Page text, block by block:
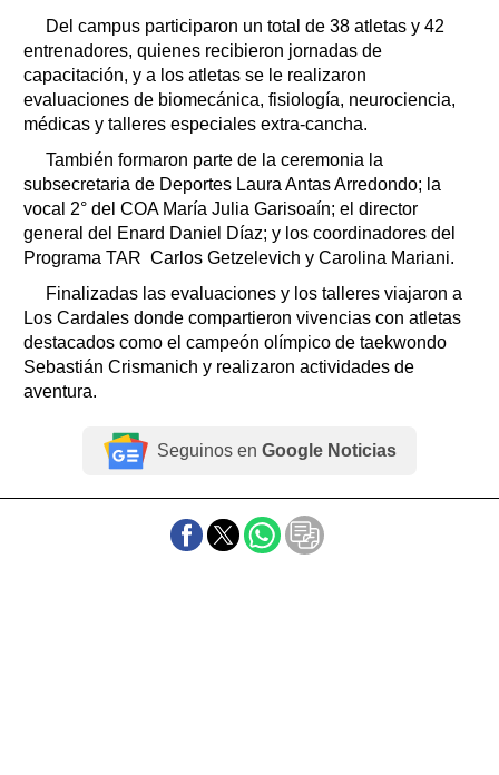
Del campus participaron un total de 38 atletas y 42
entrenadores, quienes recibieron jornadas de
capacitación, y a los atletas se le realizaron
evaluaciones de biomecánica, fisiología, neurociencia,
médicas y talleres especiales extra-cancha.
También formaron parte de la ceremonia la
subsecretaria de Deportes Laura Antas Arredondo; la
vocal 2° del COA María Julia Garisoaín; el director
general del Enard Daniel Díaz; y los coordinadores del
Programa TAR Carlos Getzelevich y Carolina Mariani.
Finalizadas las evaluaciones y los talleres viajaron a
Los Cardales donde compartieron vivencias con atletas
destacados como el campeón olímpico de taekwondo
Sebastián Crismanich y realizaron actividades de
aventura.
Seguinos en Google Noticias